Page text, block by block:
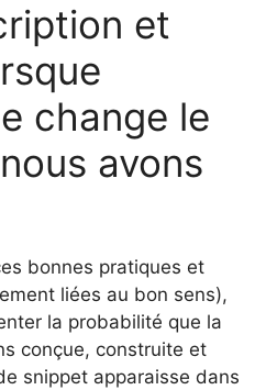
et
change le
avons
bonnes pratiques et
liées au bon sens),
la probabilité que la
conçue, construite et
snippet apparaisse dans